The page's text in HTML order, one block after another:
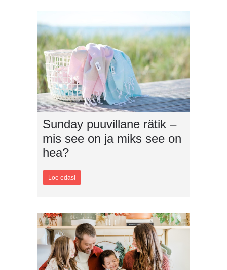
Sunday puuvillane rätik –
mis see on ja miks see on
hea?
Loe edasi